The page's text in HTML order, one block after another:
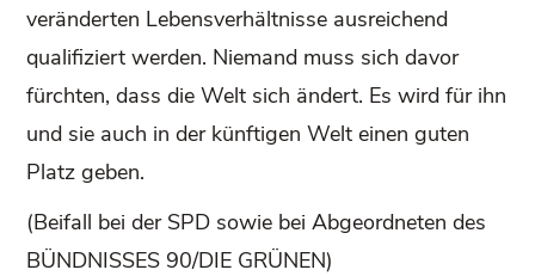
veränderten Lebensverhältnisse ausreichend
qualifiziert werden. Niemand muss sich davor
fürchten, dass die Welt sich ändert. Es wird für ihn
und sie auch in der künftigen Welt einen guten
Platz geben.
(Beifall bei der SPD sowie bei Abgeordneten des
BÜNDNISSES 90/DIE GRÜNEN)